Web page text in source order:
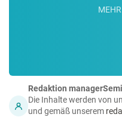
Redaktion
Die Inhalte werden von
und gemäß unserem